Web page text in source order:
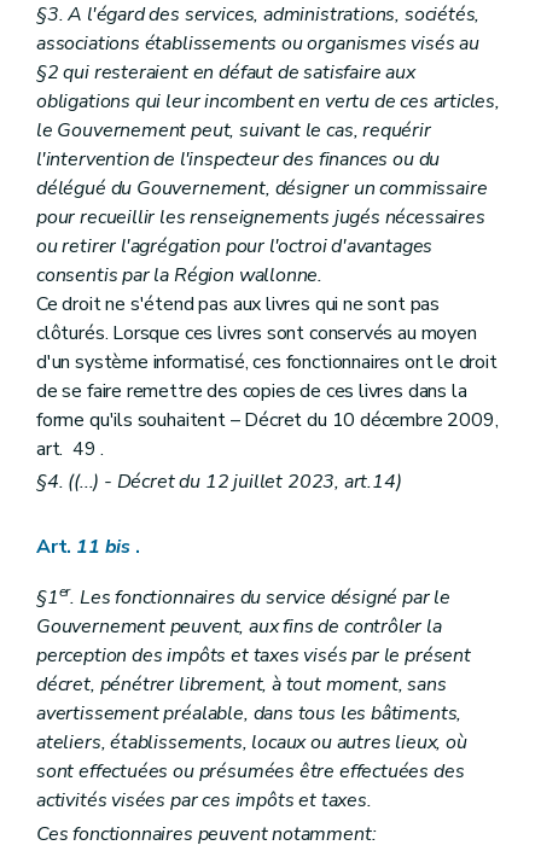
§3. A l'égard des services, administrations, sociétés,
associations établissements ou organismes visés au
§2 qui resteraient en défaut de satisfaire aux
obligations qui leur incombent en vertu de ces articles,
le Gouvernement peut, suivant le cas, requérir
l'intervention de l'inspecteur des finances ou du
délégué du Gouvernement, désigner un commissaire
pour recueillir les renseignements jugés nécessaires
ou retirer l'agrégation pour l'octroi d'avantages
consentis par la Région wallonne.
Ce droit ne s'étend pas aux livres qui ne sont pas
clôturés. Lorsque ces livres sont conservés au moyen
d'un système informatisé, ces fonctionnaires ont le droit
de se faire remettre des copies de ces livres dans la
forme qu'ils souhaitent – Décret du 10 décembre 2009,
art. 49 .
§4. ((...) - Décret du 12 juillet 2023, art.14)
Art. 11 bis .
§1er. Les fonctionnaires du service désigné par le
Gouvernement peuvent, aux fins de contrôler la
perception des impôts et taxes visés par le présent
décret, pénétrer librement, à tout moment, sans
avertissement préalable, dans tous les bâtiments,
ateliers, établissements, locaux ou autres lieux, où
sont effectuées ou présumées être effectuées des
activités visées par ces impôts et taxes.
Ces fonctionnaires peuvent notamment: